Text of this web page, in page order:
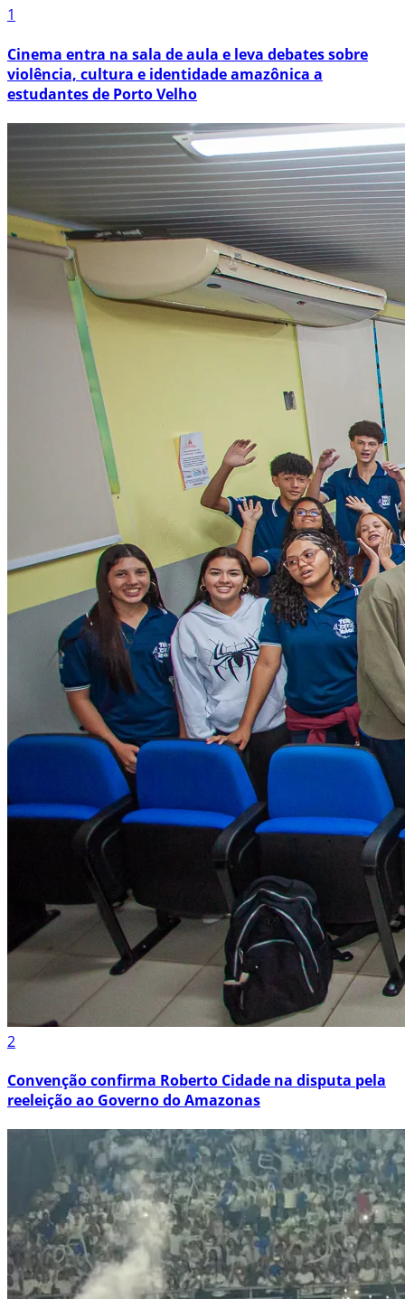
1
Cinema entra na sala de aula e leva debates sobre
violência, cultura e identidade amazônica a
estudantes de Porto Velho
2
Convenção confirma Roberto Cidade na disputa pela
reeleição ao Governo do Amazonas